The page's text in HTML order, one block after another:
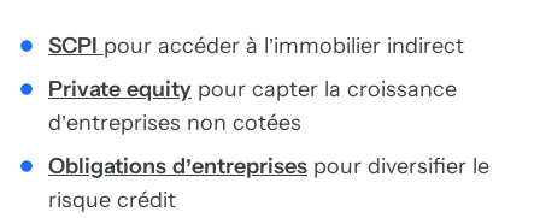
SCPI pour accéder à l’immobilier indirect
Private equity pour capter la croissance
d’entreprises non cotées
Obligations d’entreprises pour diversifier le
risque crédit